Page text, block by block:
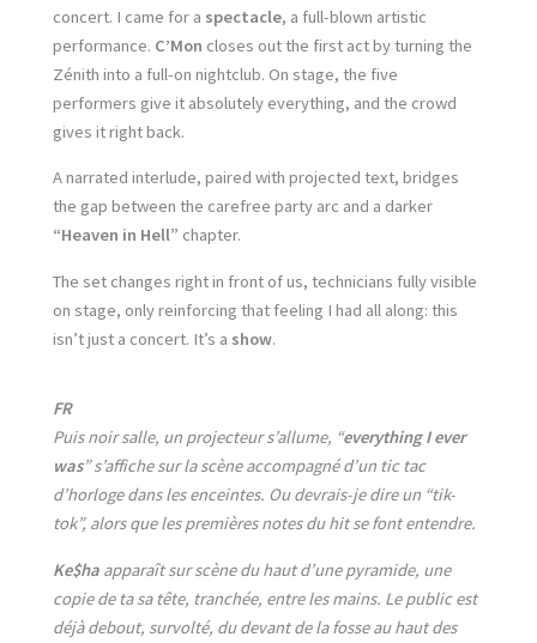
concert. I came for a spectacle, a full-blown artistic
performance. C’Mon closes out the first act by turning the
Zénith into a full-on nightclub. On stage, the five
performers give it absolutely everything, and the crowd
gives it right back.
A narrated interlude, paired with projected text, bridges
the gap between the carefree party arc and a darker
“Heaven in Hell” chapter.
The set changes right in front of us, technicians fully visible
on stage, only reinforcing that feeling I had all along: this
isn’t just a concert. It’s a show.
FR
Puis noir salle, un projecteur s’allume, “everything I ever
was” s’affiche sur la scène accompagné d’un tic tac
d’horloge dans les enceintes. Ou devrais-je dire un “tik-
tok”, alors que les premières notes du hit se font entendre.
Ke$ha apparaît sur scène du haut d’une pyramide, une
copie de ta sa tête, tranchée, entre les mains. Le public est
déjà debout, survolté, du devant de la fosse au haut des